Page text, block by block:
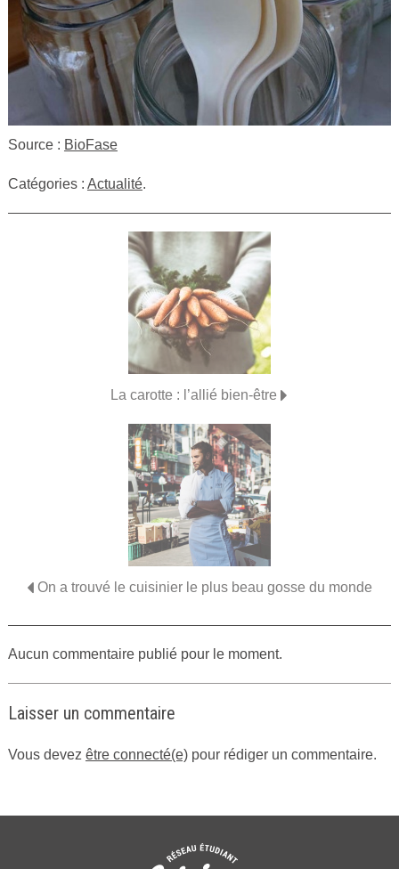
Source : BioFase
Catégories : Actualité.
La carotte : l’allié bien-être
On a trouvé le cuisinier le plus beau gosse du monde
Aucun commentaire publié pour le moment.
Laisser un commentaire
Vous devez être connecté(e)pour rédiger un commentaire.